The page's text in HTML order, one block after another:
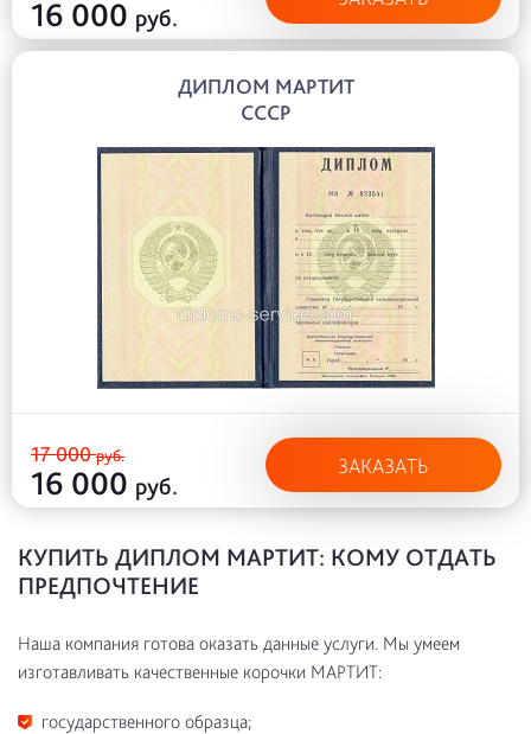
16 000 руб.
ДИПЛОМ МАРТИТ
СССР
17 000руб.
16 000 руб.
ЗАКАЗАТЬ
КУПИТЬ ДИПЛОМ МАРТИТ: КОМУ ОТДАТЬ
ПРЕДПОЧТЕНИЕ
Наша компания готова оказать данные услуги. Мы умеем
изготавливать качественные корочки МАРТИТ:
государственного образца;